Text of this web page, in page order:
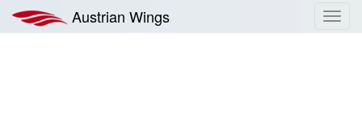
Inhalt
springen
Austrian Wings